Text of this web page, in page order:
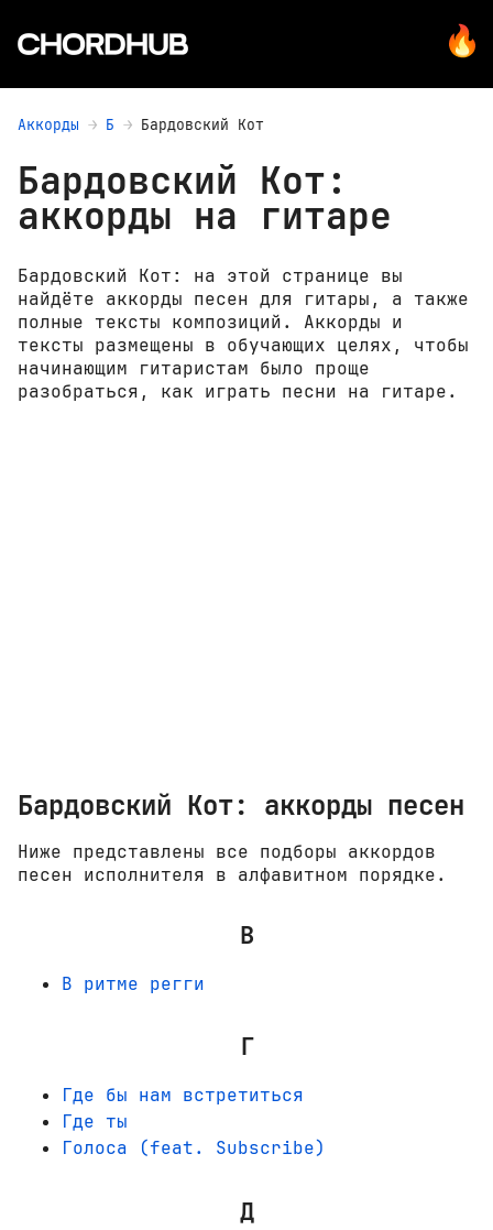
Аккорды Б Бардовский Кот
Бардовский Кот:
аккорды на гитаре
Бардовский Кот: на этой странице вы
найдёте аккорды песен для гитары, а также
полные тексты композиций. Аккорды и
тексты размещены в обучающих целях, чтобы
начинающим гитаристам было проще
разобраться, как играть песни на гитаре.
Бардовский Кот: аккорды песен
Ниже представлены все подборы аккордов
песен исполнителя в алфавитном порядке.
В
В ритме регги
Г
Где бы нам встретиться
Где ты
Голоса (feat. Subscribe)
Д